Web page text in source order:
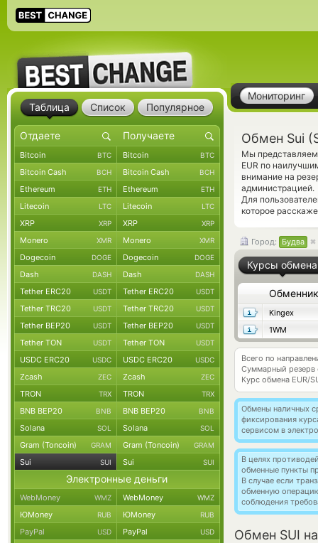
Мониторинг
Обмен Sui
Мы представляем
EUR по
внимание на
администрацией.
Для
которое
Город: Будва
Курсы обмена
Обменник
Kingex
1WM
Всего по
Суммарный резерв
Курс обмена EUR/
Обмены наличных
фиксирования
сервисом в
В целях
обменные пункты
В случае если
обменную
соблюдения
Обмен SUI
Таблица Список Популярное
Bitcoin BTC Bitcoin BTC
Bitcoin Cash BCH Bitcoin Cash BCH
Ethereum ETH Ethereum ETH
Litecoin LTC Litecoin LTC
XRP XRP XRP XRP
Monero XMR Monero XMR
Dogecoin DOGE Dogecoin DOGE
Dash DASH Dash DASH
Tether ERC20 USDT Tether ERC20 USDT
Tether TRC20 USDT Tether TRC20 USDT
Tether BEP20 USDT Tether BEP20 USDT
Tether TON USDT Tether TON USDT
USDC ERC20 USDC USDC ERC20 USDC
Zcash ZEC Zcash ZEC
TRON TRX TRON TRX
BNB BEP20 BNB BNB BEP20 BNB
Solana SOL Solana SOL
Gram (Toncoin) GRAM Gram (Toncoin) GRAM
Sui SUI Sui SUI
Электронные деньги
WebMoney WMZ WebMoney WMZ
ЮMoney RUB ЮMoney RUB
PayPal USD PayPal USD